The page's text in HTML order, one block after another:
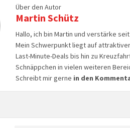
Über den Autor
Martin Schütz
Hallo, ich bin Martin und verstärke seit
Mein Schwerpunkt liegt auf
Last-Minute-Deals bis hin zu
Schnäppchen in vielen weiteren
Schreibt mir gerne in den